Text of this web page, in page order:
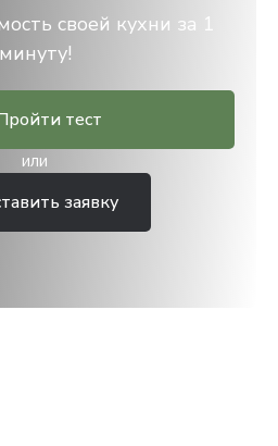
своей кухни за 1
минуту!
тест
или
заявку